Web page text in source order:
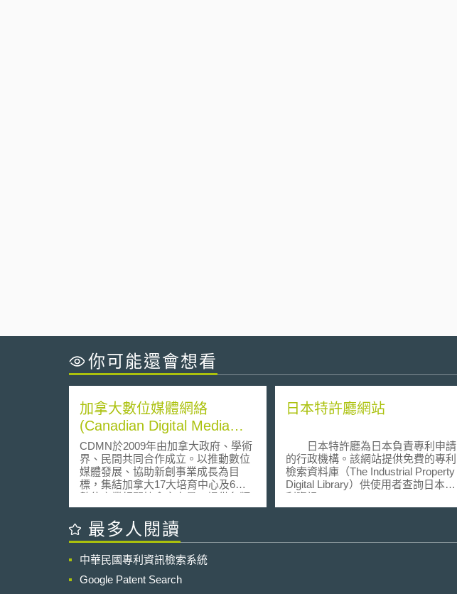
你可能還會想看
加拿大數位媒體網絡
(Canadian Digital Media
Network, CDMN)
CDMN於2009年由加拿大政府、學術
界、民間共同合作成立。以推動數位
媒體發展、協助新創事業成長為目
標，集結加拿大17大培育中心及6大
數位產業相關協會之力量，提供各類
知識服務課程與創業相關服務，為加
拿大主導數位媒體發展重點單位之
一。同時，CDMN扮演銜接加拿大與
大數位媒體業者於國外發展，以及國
際企業與加拿大本土合作之相關業
務。
日本特許廳網站
日本特許廳為日本負責專利申請
的行政機構。該網站提供免費的專利
檢索資料庫（The Industrial Property
Digital Library）供使用者查詢日本專
利資訊。
最多人閱讀
中華民國專利資訊檢索系統
Google Patent Search